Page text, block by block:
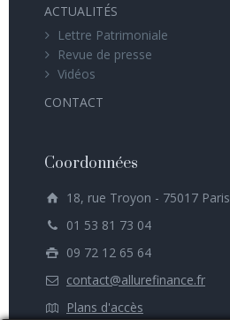
ACTUALITÉS
Lettre Patrimoniale
Revue de presse
Vidéos
CONTACT
Coordonnées
18, rue Troyon - 75017 Paris
01 53 81 73 04
09 72 12 65 64
contact@allurefinance.fr
Plans d'accès